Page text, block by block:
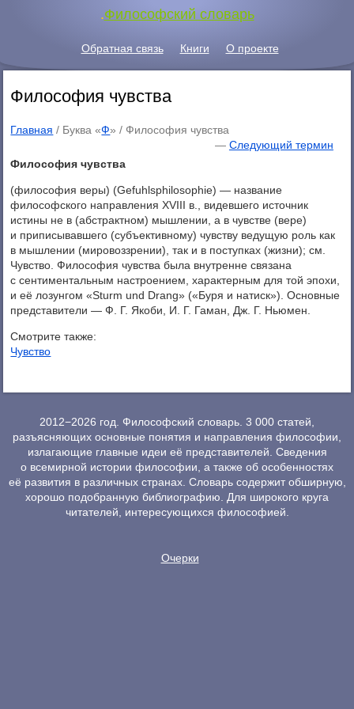
.Философский словарь
Обратная связь Книги О проекте
Философия чувства
Главная / Буква «Ф» / Философия чувства
— Следующий термин
Философия чувства
(философия веры) (Gefuhlsphilosophie) — название
философского направления XVIII в., видевшего источник
истины не в (абстрактном) мышлении, а в чувстве (вере)
и приписывавшего (субъективному) чувству ведущую роль как
в мышлении (мировоззрении), так и в поступках (жизни); см.
Чувство. Философия чувства была внутренне связана
с сентиментальным настроением, характерным для той эпохи,
и её лозунгом «Sturm und Drang» («Буря и натиск»). Основные
представители — Ф. Г. Якоби, И. Г. Гаман, Дж. Г. Ньюмен.
Смотрите также:
Чувство
2012−2026 год. Философский словарь. 3 000 статей,
разъясняющих основные понятия и направления философии,
излагающие главные идеи её представителей. Сведения
о всемирной истории философии, а также об особенностях
её развития в различных странах. Словарь содержит обширную,
хорошо подобранную библиографию. Для широкого круга
читателей, интересующихся философией.
Очерки